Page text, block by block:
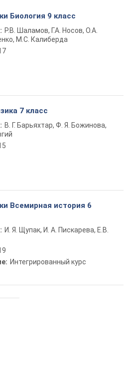
Биология 9 класс
Р.В. Шаламов, Г.А. Носов, О.А.
М.С. Калиберда
7 класс
В. Г. Барьяхтар, Ф. Я. Божинова,
Всемирная история 6
И. Я. Щупак, И. А. Пискарева, Е.В.
Интегрированный курс